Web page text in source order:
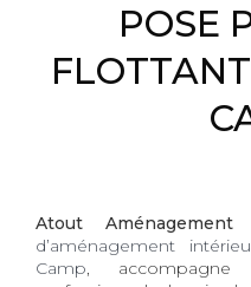
POSE
Atout Aménagement
d’aménagement
Camp,